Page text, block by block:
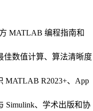
MATLAB 编程指南和
佳数值计算、算法清晰度
MATLAB R2023+、App
Simulink、学术出版和协